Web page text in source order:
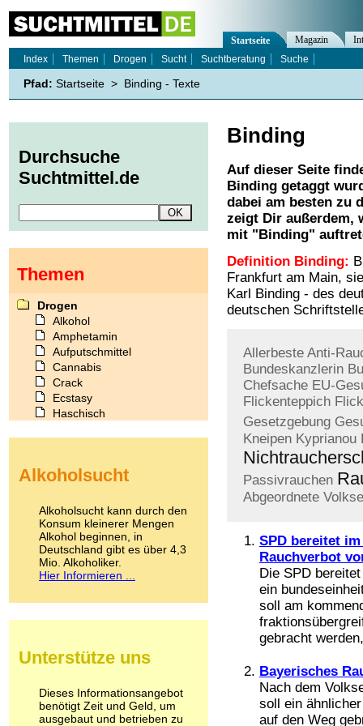
Binding
Auf dieser Seite
Binding getaggt
dabei am besten zu
zeigt Dir außerdem,
mit " Binding"
Definition Binding:
Frankfurt am Main,
Karl Binding - des
deutschen
Allerbeste Anti-
Bundeskanzlerin
Chefsache EU-
Flickenteppich
Gesetzgebung
Kneipen Kyprianou
Passivrauchen
Abgeordnete
SPD bereitet
Rauchverbot
Die SPD
ein
soll am
gebracht
Bayerisches
Nach dem
soll ein
auf den Weg
Startseite Magazin
Index
Themen Drogen Sucht Suchtberatung Suche
Pfad: Startseite > Binding - Texte
Durchsuche
Suchtmittel.de
Themen
Drogen
Alkohol
Amphetamin
Aufputschmittel
Cannabis
Crack
Ecstasy
Haschisch
Kokain
LSD
Marihuana
Medikamente
Meskalin
Metamphetamin
Methadon
Pilze
Psychopharmaka
Schlafmittel
Schmerzmittel
Alkoholsucht
Alkoholsucht kann durch den
Konsum kleinerer Mengen
Alkohol beginnen, in
Deutschland gibt es über 4,3
Mio. Alkoholiker.
Hier Informieren ...
Unterstütze uns
Dieses Informationsangebot
benötigt Zeit und Geld, um
ausgebaut und betrieben zu